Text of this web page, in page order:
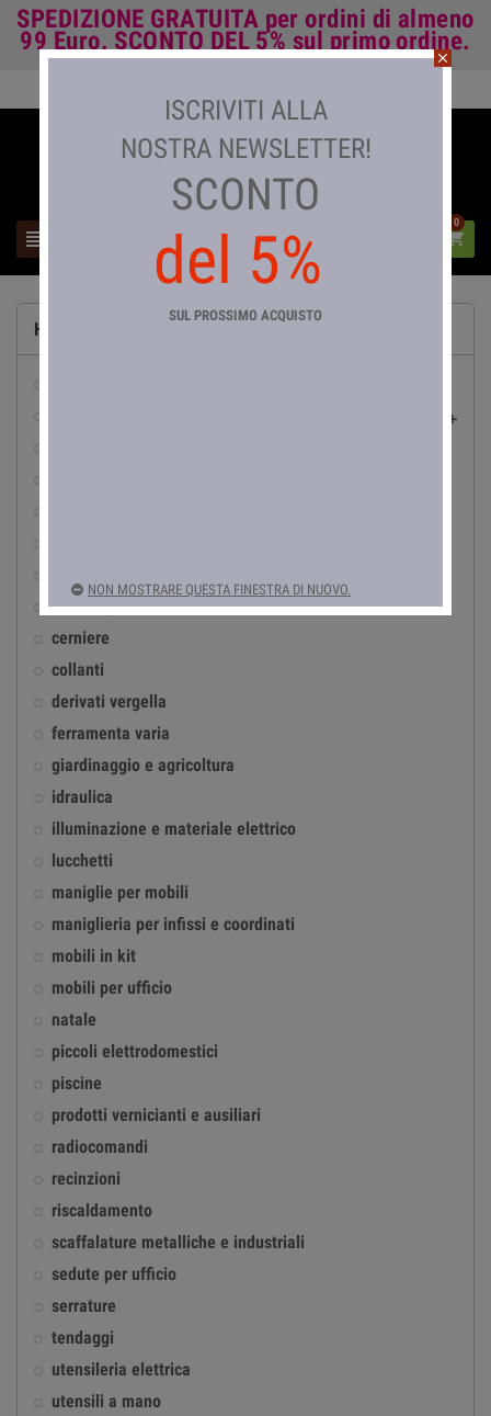
SPEDIZIONE GRATUITA per ordini di almeno
99 Euro. SCONTO DEL 5% sul primo ordine.
 
0
HOME

casalinghi
cerniere
collanti
derivati vergella
ferramenta varia
giardinaggio e agricoltura
idraulica
illuminazione e materiale elettrico
lucchetti
maniglie per mobili
maniglieria per infissi e coordinati
mobili in kit
mobili per ufficio
natale
piccoli elettrodomestici
piscine
prodotti vernicianti e ausiliari
radiocomandi
recinzioni
riscaldamento
scaffalature metalliche e industriali
sedute per ufficio
serrature
tendaggi
utensileria elettrica
utensili a mano
close
ISCRIVITI ALLA
NOSTRA NEWSLETTER!
SCONTO
del 5%
SUL PROSSIMO ACQUISTO
NON MOSTRARE QUESTA FINESTRA DI NUOVO.